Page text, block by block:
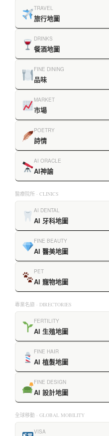
TRAVEL
旅行地圖
DRINKS
餐酒地圖
FINE DINING
品味
MARKET
市場
POETRY
詩情
AI ORACLE
AI神諭
醫療院所 · CLINICS
AI DENTAL
AI 牙科地圖
FINE BEAUTY
AI 醫美地圖
PET
AI 寵物地圖
專業名錄 · DIRECTORIES
FERTILITY
AI 生殖地圖
FINE HAIR
AI 植髮地圖
FINE DESIGN
AI 設計地圖
全球移動 · GLOBAL MOBILITY
VISA